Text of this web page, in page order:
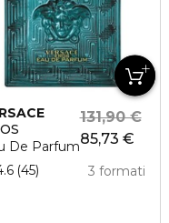
Off
De Parfum85,73 €
131,90 €
3 formati
45